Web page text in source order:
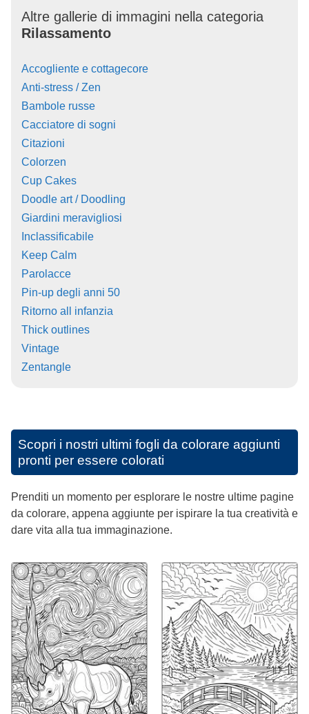
Altre gallerie di immagini nella categoria
Rilassamento
Accogliente e cottagecore
Anti-stress / Zen
Bambole russe
Cacciatore di sogni
Citazioni
Colorzen
Cup Cakes
Doodle art / Doodling
Giardini meravigliosi
Inclassificabile
Keep Calm
Parolacce
Pin-up degli anni 50
Ritorno all infanzia
Thick outlines
Vintage
Zentangle
Scopri i nostri ultimi fogli da colorare aggiunti
pronti per essere colorati
Prenditi un momento per esplorare le nostre ultime pagine
da colorare, appena aggiunte per ispirare la tua creatività e
dare vita alla tua immaginazione.